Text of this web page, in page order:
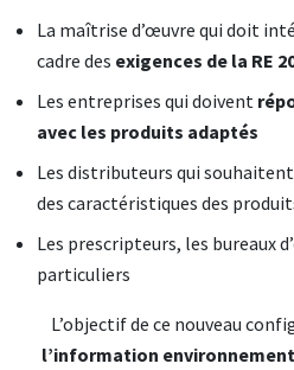
La maîtrise d’œuvre qui doit
cadre des exigences de la RE
Les entreprises qui doivent
avec les produits adaptés
Les distributeurs qui souhaitent
des caractéristiques des
Les prescripteurs, les bureaux
particuliers
L’objectif de ce nouveau
l’information